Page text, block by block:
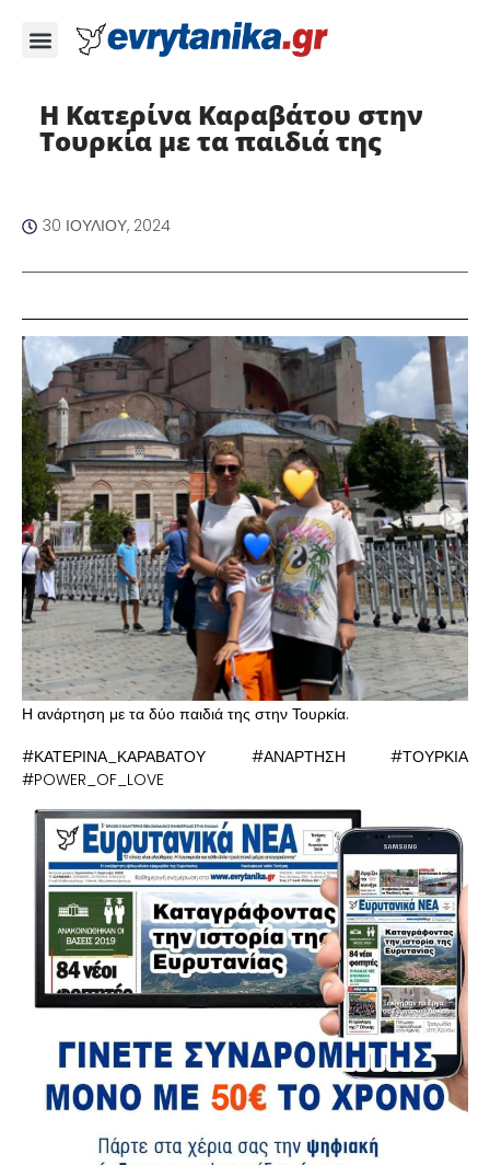
Η Κατερίνα Καραβάτου στην
Τουρκία με τα παιδιά της
30 ΙΟΥΛΊΟΥ, 2024
Η ανάρτηση με τα δύο παιδιά της στην Τουρκία.
#ΚΑΤΕΡΙΝΑ_ΚΑΡΑΒΑΤΟΥ #ΑΝΑΡΤΗΣΗ #ΤΟΥΡΚΙΑ
#POWER_OF_LOVE